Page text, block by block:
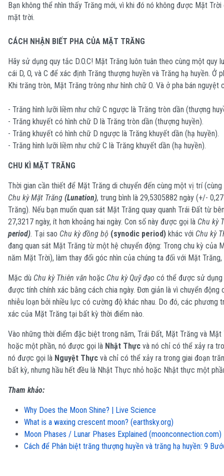
Bạn không thể nhìn thấy Trăng mới, vì khi đó nó không được Mặt
mặt trời.
CÁCH NHẬN BIẾT PHA CỦA MẶT TRĂNG
Hãy sử dụng quy tắc D.O.C! Mặt Trăng luôn tuân theo cùng một
cái D, O, và C để xác định Trăng thượng huyền và Trăng hạ huyền.
Khi trăng tròn, Mặt Trăng trông như hình chữ O. Và ở pha bán
- Trăng hình lưỡi liềm như chữ C ngược là Trăng tròn dần (thượng
- Trăng khuyết có hình chữ D là Trăng tròn dần (thượng huyền).
- Trăng khuyết có hình chữ D ngược là Trăng khuyết dần (hạ huyền).
- Trăng hình lưỡi liềm như chữ C là Trăng khuyết dần (hạ huyền).
CHU KÌ MẶT TRĂNG
Thời gian cần thiết để Mặt Trăng di chuyển đến cùng một vị trí
Chu kỳ Mặt Trăng (Lunation), trung bình là 29,5305882 ngày (+/-
Trăng). Nếu bạn muốn quan sát Mặt Trăng quay quanh Trái Đất từ
27,3217 ngày, ít hơn khoảng hai ngày. Con số này được gọi là Chu kỳ
period). Tại sao Chu kỳ đồng bộ (synodic period) khác với Chu kỳ
đang quan sát Mặt Trăng từ một hệ chuyển động: Trong chu kỳ của
năm Mặt Trời), làm thay đổi góc nhìn của chúng ta đối với Mặt
Mặc dù Chu kỳ Thiên văn hoặc Chu kỳ Quỹ đạo có thể được sử dụng
được tính chính xác bằng cách chia ngày. Đơn giản là vì chuyển
nhiễu loạn bởi nhiều lực có cường độ khác nhau. Do đó, các
xác của Mặt Trăng tại bất kỳ thời điểm nào.
Vào những thời điểm đặc biệt trong năm, Trái Đất, Mặt Trăng và
hoặc một phần, nó được gọi là Nhật Thực và nó chỉ có thể xảy ra
nó được gọi là Nguyệt Thực và chỉ có thể xảy ra trong giai đoạn
bất kỳ, nhưng hầu hết đều là Nhật Thực nhỏ hoặc Nhật thực một
Tham khảo:
Why Does the Moon Shine? | Live Science
What is a waxing crescent moon? (earthsky.org)
Moon Phases / Lunar Phases Explained (moonconnection.com)
Cách để Phân biệt trăng thượng huyền và trăng hạ huyền: 9